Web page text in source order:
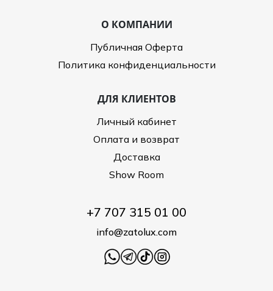
О КОМПАНИИ
Публичная Оферта
Политика конфиденциальности
ДЛЯ КЛИЕНТОВ
Личный кабинет
Оплата и возврат
Доставка
Show Room
+7 707 315 01 00
info@zatolux.com